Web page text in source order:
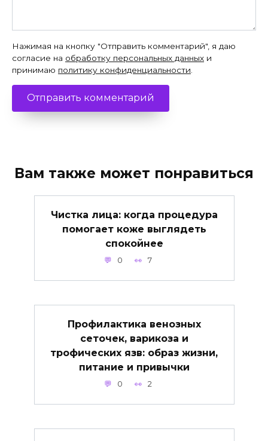
Нажимая на кнопку "Отправить комментарий", я даю
согласие на обработку персональных данных и
принимаю политику конфиденциальности
Вам также может понравиться
Чистка лица: когда процедура
помогает коже выглядеть
спокойнее
0 7
Профилактика венозных
сеточек, варикоза и
трофических язв: образ жизни,
питание и привычки
0 2